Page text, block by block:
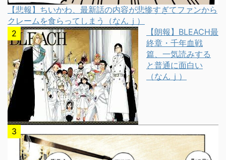
【悲報】ちいかわ、最新話の内容が悲惨すぎてファンから
クレームを食らってしまう（なんｊ）
【朗報】BLEACH最
終章・千年血戦
篇、一気読みする
と普通に面白い
（なんｊ）